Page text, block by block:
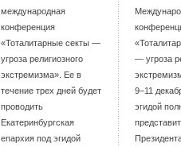
международная
конференция
«Тоталитарные секты —
угроза религиозного
экстремизма». Ее в
течение трех дней будет
проводить
Екатеринбургская
епархия под эгидой
— угроза
9–11
эгидой